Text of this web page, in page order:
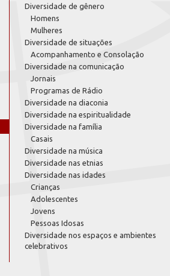
Diversidade de gênero
Homens
Mulheres
Diversidade de situações
Acompanhamento e Consolação
Diversidade na comunicação
Jornais
Programas de Rádio
Diversidade na diaconia
Diversidade na espiritualidade
Diversidade na família
Casais
Diversidade na música
Diversidade nas etnias
Diversidade nas idades
Crianças
Adolescentes
Jovens
Pessoas Idosas
Diversidade nos espaços e ambientes
celebrativos